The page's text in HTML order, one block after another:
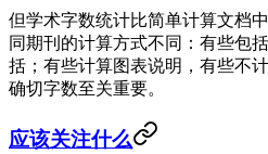
但学术字数统计比简单计算文档
同期刊的计算方式不同：有些包
括；有些计算图表说明，有些不
确切字数至关重要。
应该关注什么